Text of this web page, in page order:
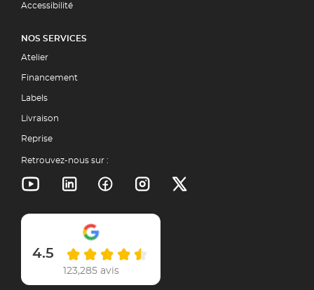
Accessibilité
NOS SERVICES
Atelier
Financement
Labels
Livraison
Reprise
Retrouvez-nous sur :
4.5
123,285 avis